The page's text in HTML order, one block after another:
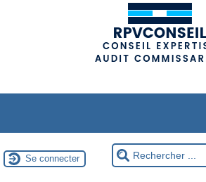
Se connecter